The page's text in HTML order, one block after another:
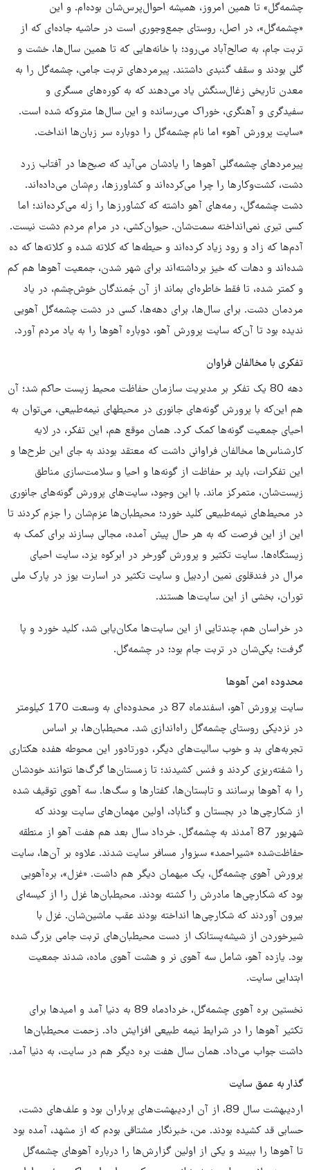
چشمه‌گل» تا همین امروز، همیشه احوال‌پرس‌شان بوده‌ام. و این
«چشمه‌گل»، در اصل، روستای جمع‌وجوری است در حاشیه جاده‌ای که از
تربت جام، به صالح‌آباد می‌رود؛ با خانه‌هایی که تا همین سال‌ها، خشت و
گلی بودند و سقف گنبدی داشتند. پیرمردهای تربت جامی، چشمه‌گل را به
معدن تاریخی زغال‌سنگش یاد می‌دهند که به کوره‌های مسگری و
سفیدگری و آهنگری، خوراک می‌رسانده و این سال‌ها متروکه شده است.
«سایت پرورش آهو» اما نام چشمه‌گل را دوباره سر زبان‌ها انداخت.
پیرمردهای چشمه‌گلی آهوها را یادشان می‌آید که صبح‌ها در آفتاب زرد
دشت، کشت‌وکارها را چرا می‌کرده‌اند و کشاورزها، رم‌شان می‌داده‌اند.
دشت چشمه‌گل، رمه‌های آهو داشته که کشاورزها را زله می‌کرده‌اند؛ اما
کسی تیری نمی‌انداخته سمت‌شان. حیوان‌کشی، در مرام مردم دشت نیست.
آدم‌ها که زاد و رود زیاد کرده‌اند و حیطه‌ها که کلاته شده و کلاته‌ها که ده
شده‌اند و دهات که خیز برداشته‌اند برای شهر شدن، جمعیت آهوها هم کم
و کمتر شده، تا فقط خاطره‌ای بماند از آن جُمندگان خوش‌چشم، در یاد
مردمان دشت. برای سال‌ها، برای دهه‌ها، کسی در دشت چشمه‌گل آهویی
ندیده بود تا آن‌که سایت پرورش آهو، دوباره آهوها را به یاد مردم آورد.
تفکری با مخالفان فراوان
دهه 80 یک تفکر بر مدیریت سازمان حفاظت محیط زیست حاکم شد؛ آن
هم این‌که با پرورش گونه‌های جانوری در محیطهای نیمه‌طبیعی، می‌توان به
احیای جمعیت گونه‌ها کمک کرد. همان موقع هم، این تفکر، در لایه
کارشناس‌ها مخالفان فراوانی داشت که معتقد بودند به جای این طرح‌ها و
این تفکرات، باید بر حفاظت از گونه‌ها و احیا و سلامت‌سازی مناطق
زیست‌شان، متمرکز ماند. با این وجود، سایت‌های پرورش گونه‌های جانوری
در محیط‌های نیمه‌طبیعی کلید خورد؛ محیطبان‌ها عزم‌شان را جزم کردند تا
این از این فرصت که به هر حال پیش آمده، مجالی بسازند برای کمک به
زیستگاه‌ها. سایت تکثیر و پرورش گورخر در ابرکوه یزد، سایت احیای
مرال در فندقلوی نمین اردبیل و سایت تکثیر در اسارت یوز در پارک ملی
توران، بخشی از این سایت‌ها هستند.
در خراسان هم، چندتایی از این سایت‌ها مکان‌یابی شد، کلید خورد و پا
گرفت؛ یکی‌شان در تربت جام بود؛ در چشمه‌گل.
محدوده امن آهوها
سایت پرورش آهو، اسفندماه 87 در محدوده‌ای به وسعت 170 کیلومتر
در نزدیکی روستای چشمه‌گل راه‌اندازی شد. محیطبان‌ها، بر اساس
تجربه‌های بد و خوب سالیت‌های دیگر، دورتادور این محوطه هفده‌ هکتاری
را شفته‌ریزی کردند و فنس کشیدند؛ تا زمستان‌ها گرگ‌ها نتوانند خودشان
را به آهوها برسانند و تابستان‌ها، کفتارها و سگ‌ها. سه آهوی توقیف شده
از شکارچی‌ها در بجستان و گناباد، اولین مهمان‌های سایت بودند که
شهریور 87 آمدند به چشمه‌گل. خرداد سال بعد هم هفت آهو از منطقه
حفاظت‌شده «شیراحمد» سبزوار مسافر سایت شدند. علاوه بر آن‌ها، سایت
پرورش آهوی چشمه‌گل، یک میهمان دیگر هم داشت. «غزل»، بره‌آهویی
بود که شکارچی‌ها مادرش را کشته بودند. محیطبان‌ها غزل را از کیسه‌ای
بیرون آوردند که شکارچی‌ها انداخته بودند عقب ماشین‌شان. غزل با
شیرخوردن از شیشه‌پستانک از دست محیطبان‌های تربت جامی بزرگ شده
بود. یازده آهو، شامل سه آهوی نر و هشت آهوی ماده، شدند جمعیت
ابتدایی سایت.
نخستین بره آهوی چشمه‌گل، خردادماه 89 به دنیا آمد و امیدها برای
تکثیر آهوها را در شرایط نیمه طبیعی افزایش داد. زحمت محیطبان‌ها
داشت جواب می‌داد. همان سال هفت بره دیگر هم در سایت، به دنیا آمد.
گذار به عمق سایت
اردیبهشت سال 89، از آن اردیبهشت‌های پرباران بود و علف‌های دشت،
حسابی قد کشیده بودند. من، خبرنگار مشتاقی بودم که از مشهد، آمده بود
تا آهوها را ببیند و یکی از اولین گزارش‌ها را درباره آهوهای چشمه‌گل